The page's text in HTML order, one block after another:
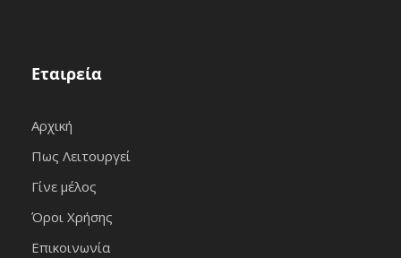
Εταιρεία
Αρχική
Πως Λειτουργεί
Γίνε μέλος
Όροι Χρήσης
Επικοινωνία